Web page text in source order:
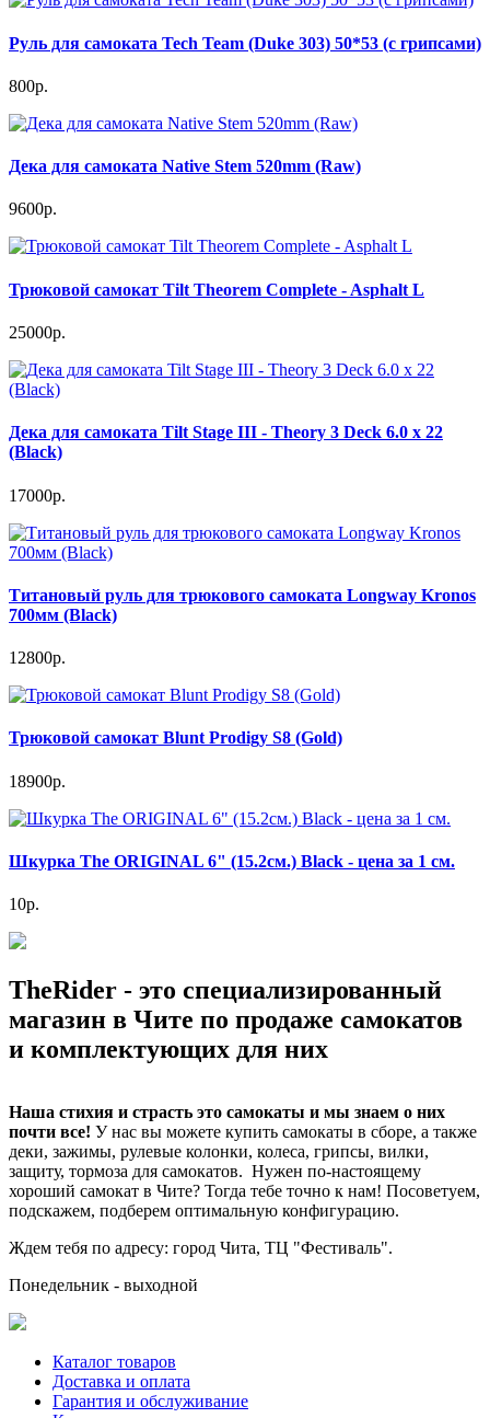
Руль для самоката Tech Team (Duke 303) 50*53 (c грипсами)
800р.
Дека для самоката Native Stem 520mm (Raw)
9600р.
Трюковой самокат Tilt Theorem Complete - Asphalt L
25000р.
Дека для самоката Tilt Stage III - Theory 3 Deck 6.0 x 22
(Black)
17000р.
Титановый руль для трюкового самоката Longway Kronos
700мм (Black)
12800р.
Трюковой самокат Blunt Prodigy S8 (Gold)
18900р.
Шкурка The ORIGINAL 6" (15.2см.) Black - цена за 1 см.
10р.
TheRider - это специализированный
магазин в Чите по продаже самокатов
и комплектующих для них
Наша стихия и страсть это самокаты и мы знаем о них
почти все! У нас вы можете купить самокаты в сборе, а также
деки, зажимы, рулевые колонки, колеса, грипсы, вилки,
защиту, тормоза для самокатов. Нужен по-настоящему
хороший самокат в Чите? Тогда тебе точно к нам! Посоветуем,
подскажем, подберем оптимальную конфигурацию.
Ждем тебя по адресу: город Чита, ТЦ "Фестиваль".
Понедельник - выходной
Каталог товаров
Доставка и оплата
Гарантия и обслуживание